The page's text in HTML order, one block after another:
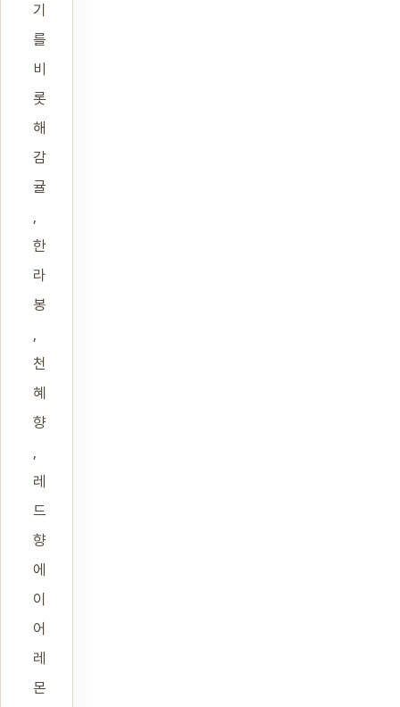
기
를
비
롯
해
감
귤
,
한
라
봉
,
천
혜
향
,
레
드
향
에
이
어
레
몬